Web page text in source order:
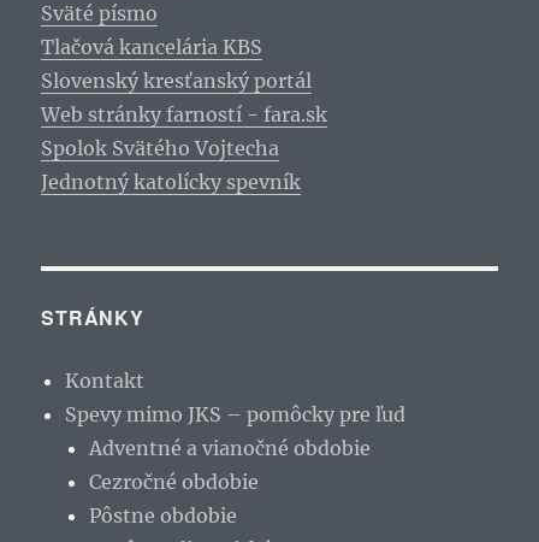
Sväté písmo
Tlačová kancelária KBS
Slovenský kresťanský portál
Web stránky farností - fara.sk
Spolok Svätého Vojtecha
Jednotný katolícky spevník
STRÁNKY
Kontakt
Spevy mimo JKS – pomôcky pre ľud
Adventné a vianočné obdobie
Cezročné obdobie
Pôstne obdobie